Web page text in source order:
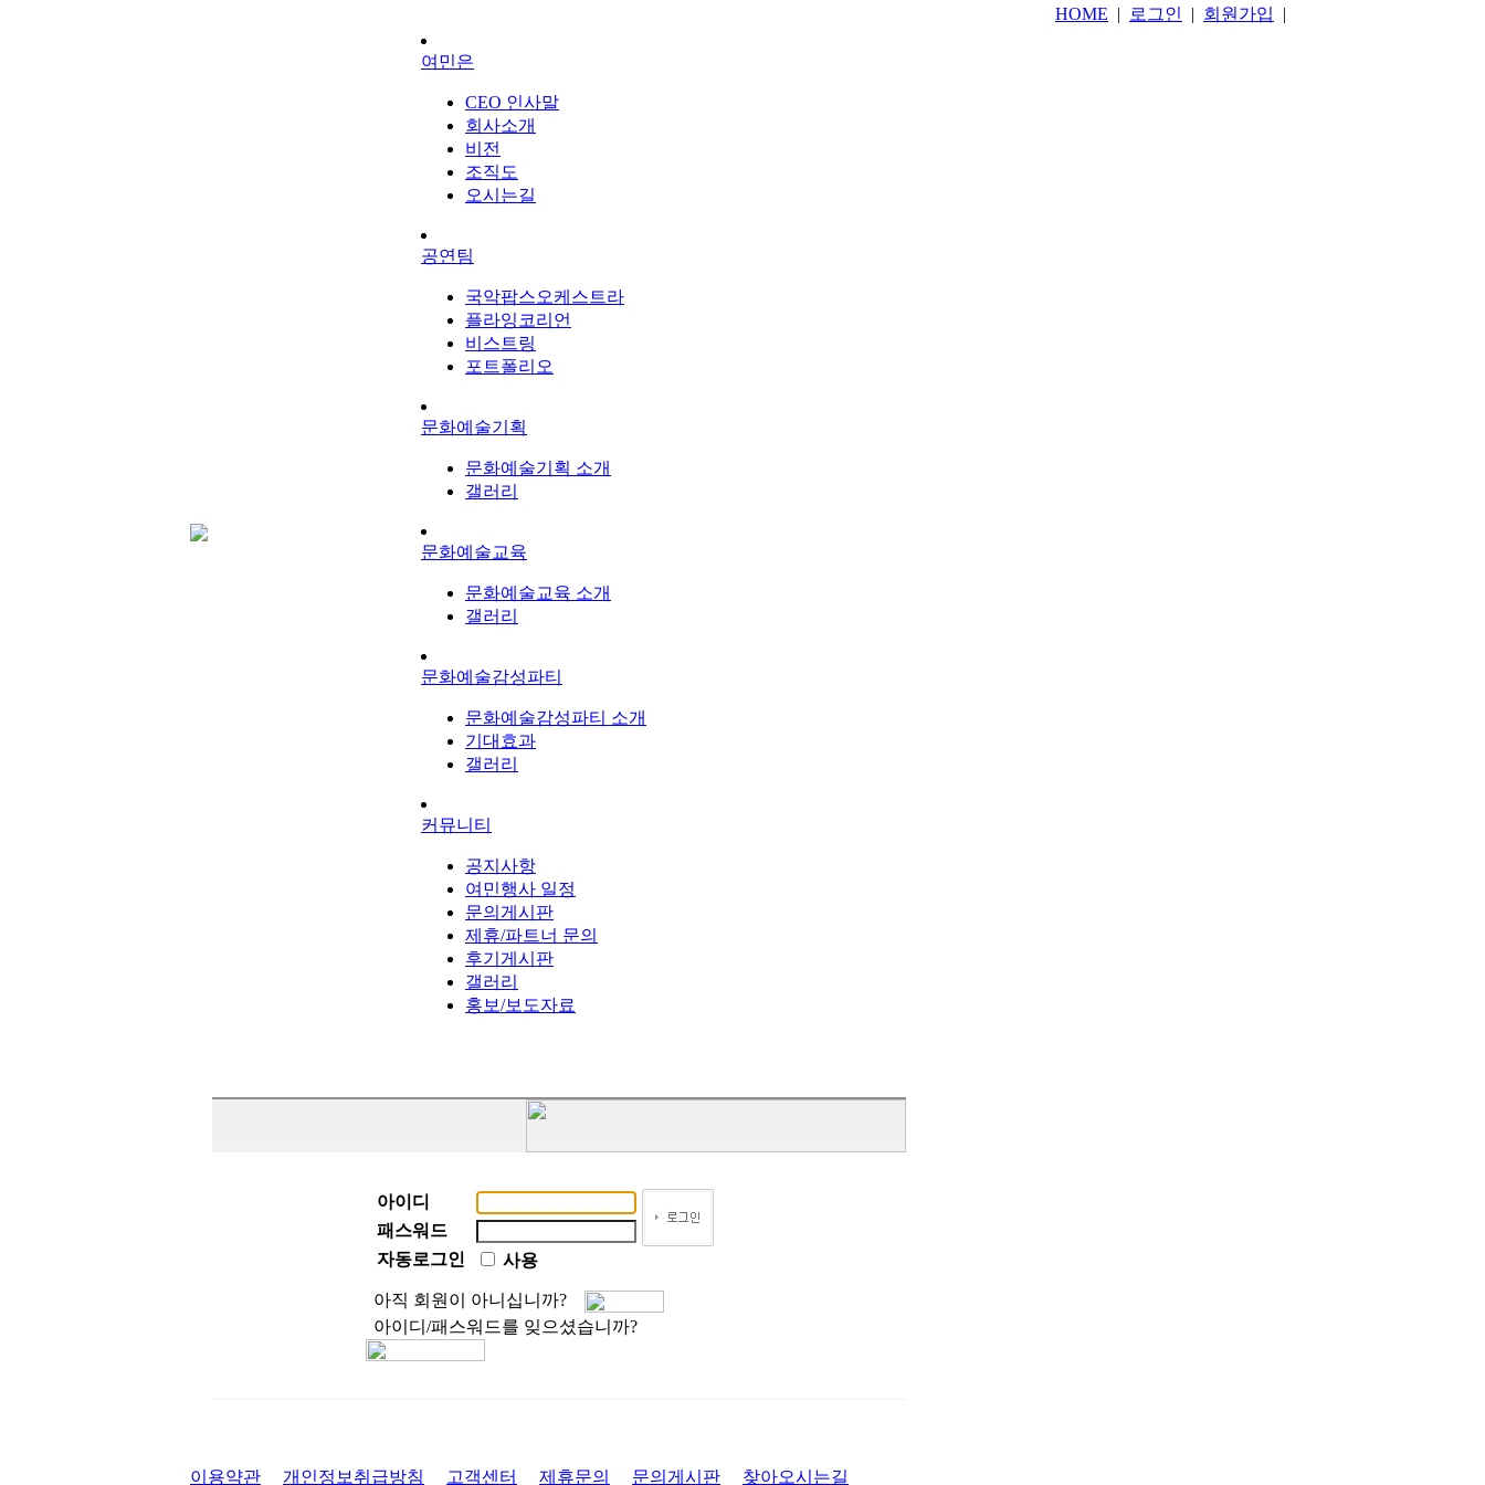
HOME | 로그인 | 회원가입 |
여민은
CEO 인사말
회사소개
비전
조직도
오시는길
공연팀
국악팝스오케스트라
플라잉코리언
비스트링
포트폴리오
문화예술기획
문화예술기획 소개
갤러리
문화예술교육
문화예술교육 소개
갤러리
문화예술감성파티
문화예술감성파티 소개
기대효과
갤러리
커뮤니티
공지사항
여민행사 일정
문의게시판
제휴/파트너 문의
후기게시판
갤러리
홍보/보도자료
아이디
패스워드
자동로그인
사용
아직 회원이 아니십니까?
아이디/패스워드를 잊으셨습니까?
이용약관 개인정보취급방침 고객센터 제휴문의 문의게시판 찾아오시는길